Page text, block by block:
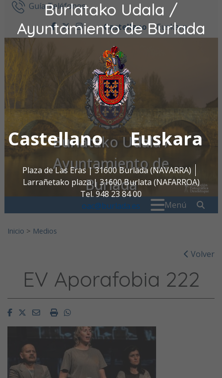
Burlatako Udala /
Ayuntamiento de Burlada
Castellano Euskara
Plaza de Las Eras | 31600 Burlada (NAVARRA)
Larrañetako plaza | 31600 Burlata (NAFARROA)
Tel. 948 23 84 00
oac@burlada.es
Ir al contenidoGuía Teléfonos
facebook
twitter
instagram
Castellano Euskara
Burlatako Udala /
Ayuntamiento de
Burlada
Menú
Inicio > Medios
Volver
EV Aporafobia 222
FacebookTwitterEmailImprimirWhatsapp